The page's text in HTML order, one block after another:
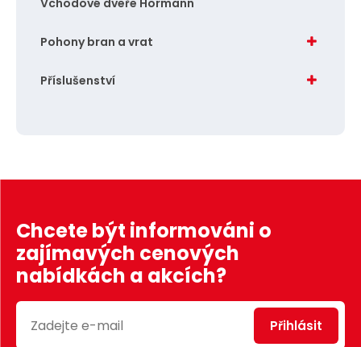
Vchodové dveře Hörmann
Pohony bran a vrat
Příslušenství
Chcete být informováni o
zajímavých cenových
nabídkách a akcích?
Přihlásit